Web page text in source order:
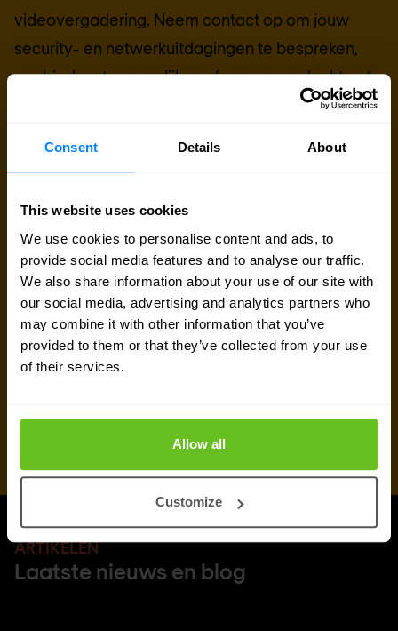
Consent Details About
This website uses cookies
We use cookies to personalise content and ads, to
provide social media features and to analyse our traffic.
We also share information about your use of our site with
our social media, advertising and analytics partners who
may combine it with other information that you’ve
provided to them or that they’ve collected from your use
of their services.
Allow all
Customize
videovergadering. Neem contact op om jouw
security- en netwerkuitdagingen te bespreken,
aanbieders te vergelijken of om van gedachten te
wisselen over jouw komende IT-projecten. Wij zijn
Offerte aanvragen
ARTIKELEN
Laatste nieuws en blog